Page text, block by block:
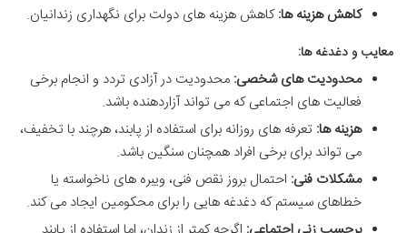
کاهش هزینه ها:کاهش هزینه های دولت برای نگهداری زندانیان.
معایب و دغدغه ها:
محدودیت های شخصی: محدودیت در آزادی تردد و انجام برخی
فعالیت های اجتماعی که می تواند آزاردهنده باشد.
هزینه ها: تعرفه های روزانه برای استفاده از پابند، هرچند با تخفیف،
می تواند برای برخی افراد همچنان سنگین باشد.
مشکلات فنی: احتمال بروز نقص فنی، ویبره های ناخواسته یا
خطاهای سیستم که دغدغه هایی را برای محکومین ایجاد می کند.